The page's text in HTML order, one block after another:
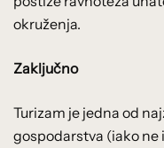
okruženja.
Zaključno
Turizam je jedna od
gospodarstva (iako